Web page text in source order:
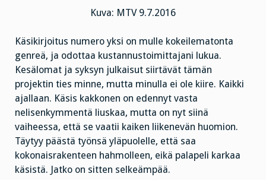
Kuva: MTV 9.7.2016
Käsikirjoitus numero yksi on mulle kokeilematonta
genreä, ja odottaa kustannustoimittajani lukua.
Kesälomat ja syksyn julkaisut siirtävät tämän
projektin ties minne, mutta minulla ei ole kiire. Kaikki
ajallaan. Käsis kakkonen on edennyt vasta
nelisenkymmentä liuskaa, mutta on nyt siinä
vaiheessa, että se vaatii kaiken liikenevän huomion.
Täytyy päästä työnsä yläpuolelle, että saa
kokonaisrakenteen hahmolleen, eikä palapeli karkaa
käsistä. Jatko on sitten selkeämpää.